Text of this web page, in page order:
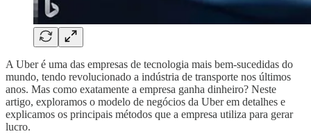
A Uber é uma das empresas de tecnologia mais bem-sucedidas do
mundo, tendo revolucionado a indústria de transporte nos últimos
anos. Mas como exatamente a empresa ganha dinheiro? Neste
artigo, exploramos o modelo de negócios da Uber em detalhes e
explicamos os principais métodos que a empresa utiliza para gerar
lucro.